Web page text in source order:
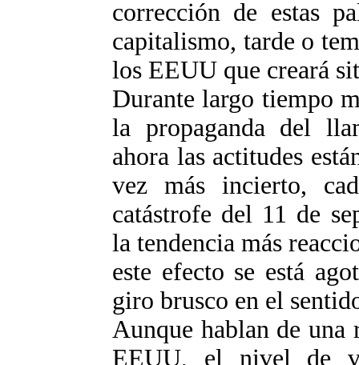
corrección de estas
capitalismo, tarde o
los EEUU que creará
Durante largo tiempo
la propaganda del
ahora las actitudes
vez más incierto,
catástrofe del 11 de
la tendencia más
este efecto se está
giro brusco en el
Aunque hablan de una
EEUU, el nivel de